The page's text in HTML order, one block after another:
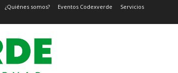
¿Quiénes somos? Eventos Codexverde Servicios